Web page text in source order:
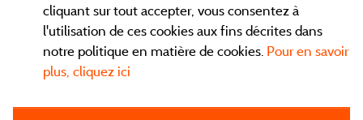
Les meilleurscampings en Isère. Consultez les fiches de nos
adhérents et découvrez nos meilleures offres dans leVercors
la chaine des Belledones, en Chartreuse, en station...
directement ici en ligne avant de contacter le camping pour
cliquant sur tout accepter, vous consentez à
l'utilisation de ces cookies aux fins décrites dans
notre politique en matière de cookies. Pour en savoir
plus, cliquez ici